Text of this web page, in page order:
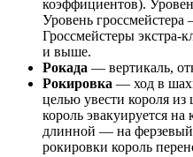
коэффициентов).
Уровень
Гроссмейстеры экстра-
и выше.
Рокада — вертикаль,
Рокировка — ход в
целью увести короля из
король эвакуируется
длинной — на
рокировки король